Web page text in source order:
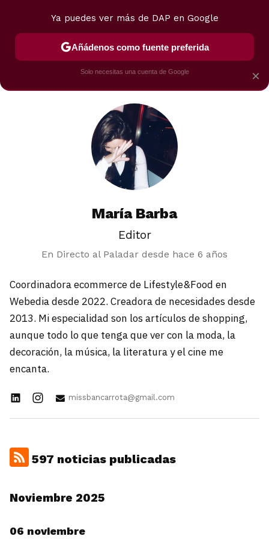
POSTRES VIAJES SELECCIÓN VEGUI
María Barba
Editor
En Directo al Paladar desde hace 6 años
Coordinadora ecommerce de Lifestyle&Food en
Webedia desde 2022. Creadora de necesidades desde
2013. Mi especialidad son los artículos de shopping,
aunque todo lo que tenga que ver con la moda, la
decoración, la música, la literatura y el cine me
encanta.
missbancarrota@gmail.com
597 noticias publicadas
Noviembre 2025
06 noviembre
×
Ya puedes ver más de DAP en Google
Añádenos como fuente preferida
Solo necesitas una cuenta de Google